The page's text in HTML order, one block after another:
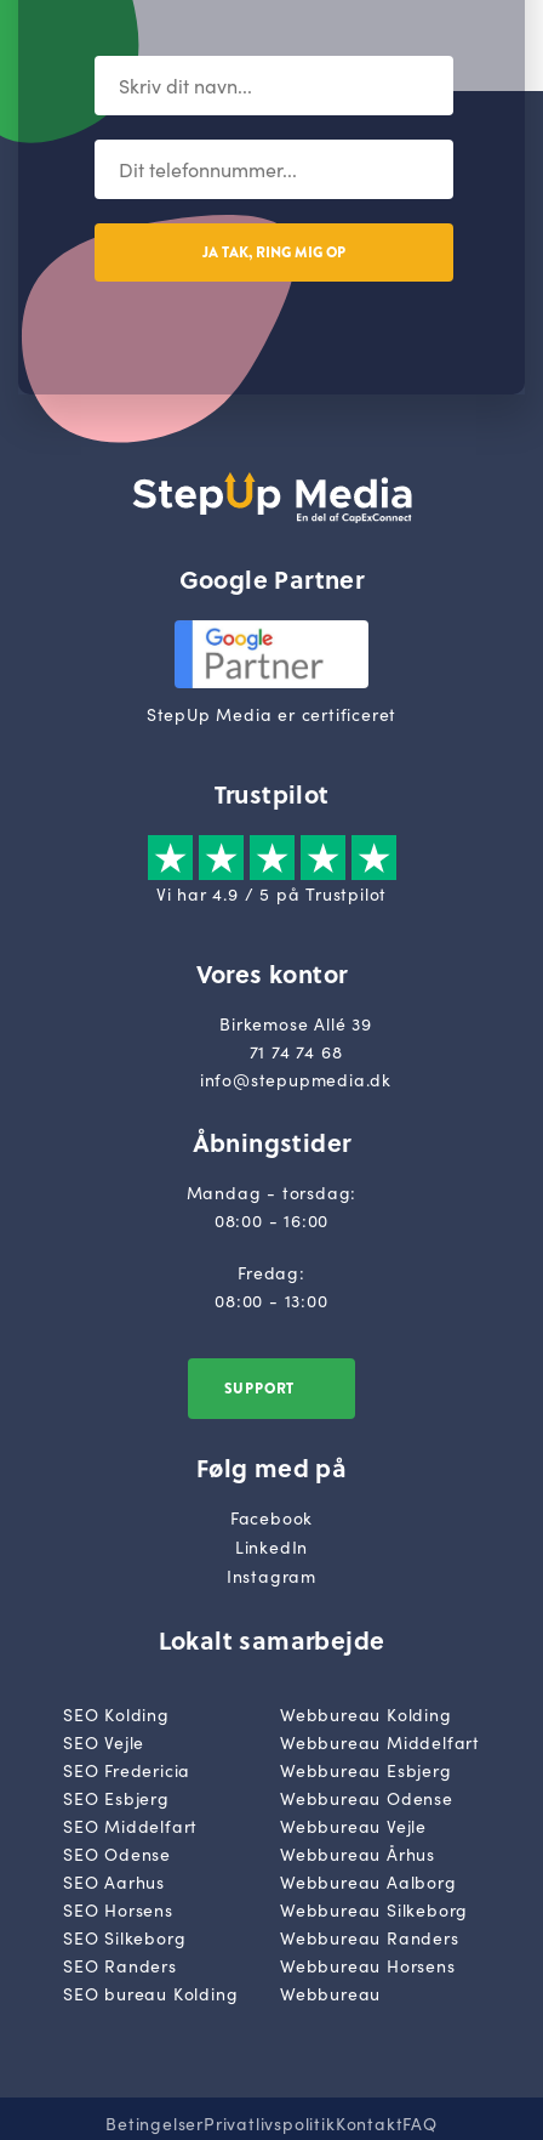
JA TAK, RING MIG OP
Vores kontor
Birkemose Allé 39
71 74 74 68
info@stepupmedia.dk
Åbningstider
Mandag - torsdag:
08:00 - 16:00
Fredag:
08:00 - 13:00
SUPPORT
Følg med på
Facebook
LinkedIn
Instagram
Google Partner
StepUp Media er certificeret
Trustpilot
Vi har 4.9 / 5 på Trustpilot
Lokalt samarbejde
SEO Kolding
SEO Vejle
SEO Fredericia
SEO Esbjerg
SEO Middelfart
SEO Odense
SEO Aarhus
SEO Horsens
SEO Silkeborg
SEO Randers
SEO bureau Kolding
Webbureau Kolding
Webbureau Middelfart
Webbureau Esbjerg
Webbureau Odense
Webbureau Vejle
Webbureau Århus
Webbureau Aalborg
Webbureau Silkeborg
Webbureau Randers
Webbureau Horsens
Webbureau
BetingelserPrivatlivspolitikKontaktFAQ